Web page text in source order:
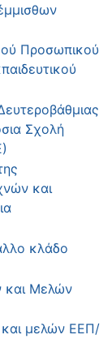
Προσωπικού
Σχολή
και
κλάδο
και Μελών
και μελών ΕΕΠ/